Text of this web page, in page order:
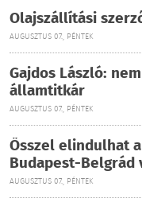
Olajszállítási
AUGUSZTUS 07., PÉNTEK
Gajdos László:
államtitkár
AUGUSZTUS 07., PÉNTEK
Ősszel elindulhat
Budapest-Belgrád
AUGUSZTUS 07., PÉNTEK